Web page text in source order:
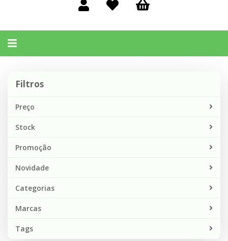
Alternar
Filtros
Preço
Stock
Promoção
Novidade
Categorias
Marcas
Tags